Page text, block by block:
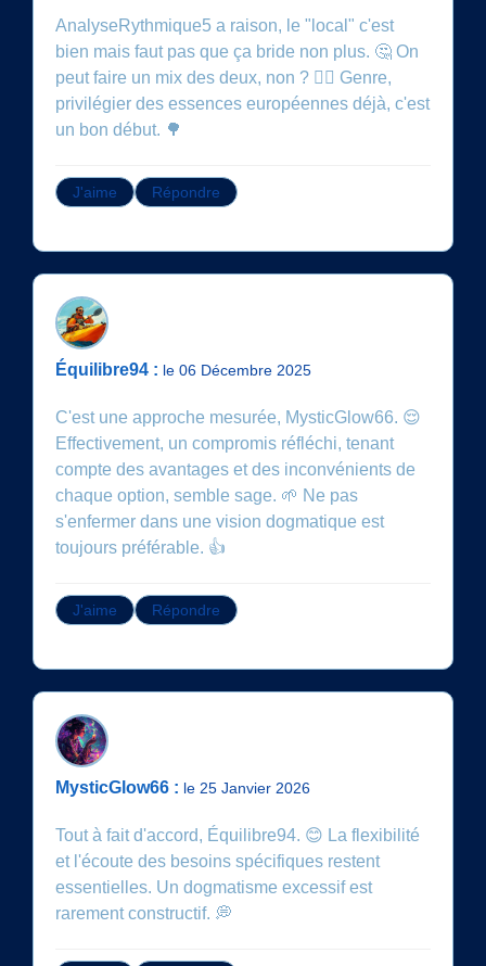
AnalyseRythmique5 a raison, le "local" c'est
bien mais faut pas que ça bride non plus. 🤔 On
peut faire un mix des deux, non ? 🤷‍♀️ Genre,
privilégier des essences européennes déjà, c'est
un bon début. 🌳
J'aime Répondre
Équilibre94 : le 06 Décembre 2025
C'est une approche mesurée, MysticGlow66. 😌
Effectivement, un compromis réfléchi, tenant
compte des avantages et des inconvénients de
chaque option, semble sage. 🌱 Ne pas
s'enfermer dans une vision dogmatique est
toujours préférable. 👍
J'aime Répondre
MysticGlow66 : le 25 Janvier 2026
Tout à fait d'accord, Équilibre94. 😊 La flexibilité
et l'écoute des besoins spécifiques restent
essentielles. Un dogmatisme excessif est
rarement constructif. 💭